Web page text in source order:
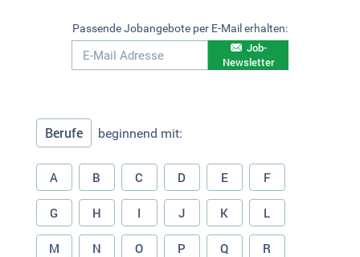
Passende Jobangebote per E-Mail erhalten:
Job-
Newsletter
Berufe beginnend mit:
A B C D E F
G H I J K L
M N O P Q R